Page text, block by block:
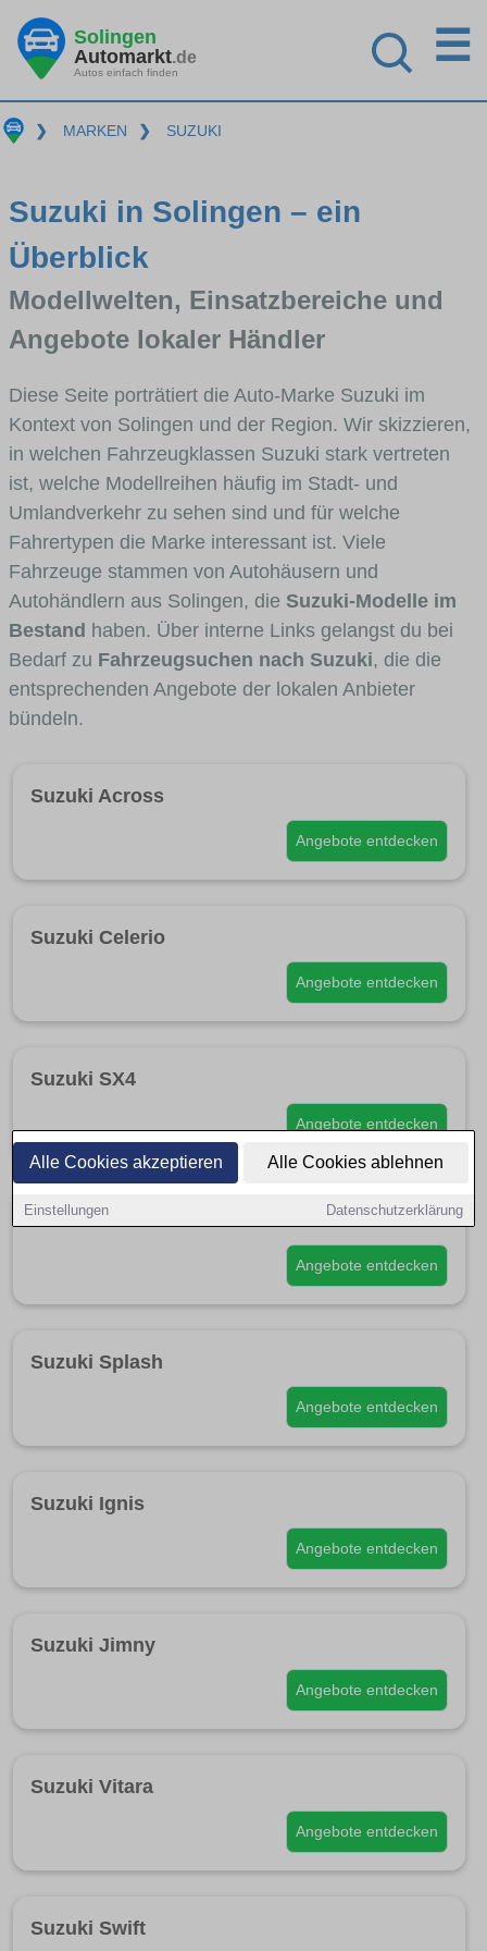
Alle Cookies akzeptieren Alle Cookies ablehnen
Einstellungen Datenschutzerklärung
Solingen
Automarkt.de
Autos einfach finden
☰
❯ MARKEN ❯ SUZUKI
Suzuki in Solingen – ein
Überblick
Modellwelten, Einsatzbereiche und
Angebote lokaler Händler
Diese Seite porträtiert die Auto-Marke Suzuki im
Kontext von Solingen und der Region. Wir skizzieren,
in welchen Fahrzeugklassen Suzuki stark vertreten
ist, welche Modellreihen häufig im Stadt- und
Umlandverkehr zu sehen sind und für welche
Fahrertypen die Marke interessant ist. Viele
Fahrzeuge stammen von Autohäusern und
Autohändlern aus Solingen, die Suzuki-Modelle im
Bestand haben. Über interne Links gelangst du bei
Bedarf zu Fahrzeugsuchen nach Suzuki, die die
entsprechenden Angebote der lokalen Anbieter
bündeln.
Suzuki Across
Angebote entdecken
Suzuki Celerio
Angebote entdecken
Suzuki SX4
Angebote entdecken
Suzuki S-Cross
Angebote entdecken
Suzuki Splash
Angebote entdecken
Suzuki Ignis
Angebote entdecken
Suzuki Jimny
Angebote entdecken
Suzuki Vitara
Angebote entdecken
Suzuki Swift